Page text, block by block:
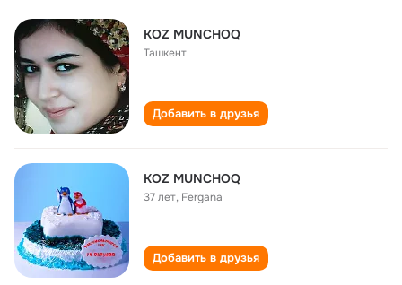
KOZ MUNCHOQ
Ташкент
Добавить в друзья
KOZ MUNCHOQ
37 лет, Fergana
Добавить в друзья